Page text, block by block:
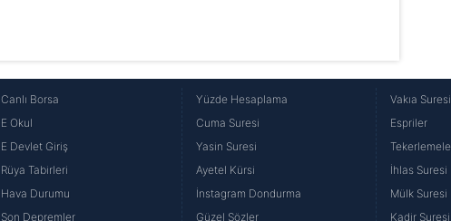
Canlı Borsa
E Okul
E Devlet Giriş
Rüya Tabirleri
Hava Durumu
Son Depremler
Yüzde Hesaplama
Cuma Suresi
Yasin Suresi
Ayetel Kürsi
İnstagram Dondurma
Güzel Sözler
Vakıa Suresi
Espriler
İhlas Suresi
Mülk Suresi
Kadir Suresi